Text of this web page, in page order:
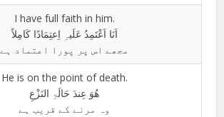
I have full faith in him.
اَنَا اَعْتَمِدُ عَلَیہِ اِعتِمَادًا کَامِلاً
مجھے اس پر پورا اعتماد ہے
He is on the point of death.
ھُوَ عِندَ حَالَۃِ النَزْعِ
وہ مرنے کے قریب ہے